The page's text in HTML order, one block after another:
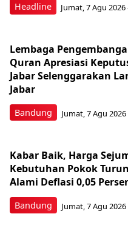
Headline Jumat, 7 Agu 2026
Bandung
Lembaga
Quran Apresiasi
Jabar Selenggarakan
Jabar
Jumat, 7 Agu 2026
Bandung
Kabar Baik, Harga
Kebutuhan Pokok
Alami Deflasi 0,05
Jumat, 7 Agu 2026